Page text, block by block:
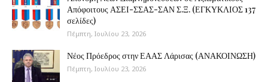
Απόφοιτους ΑΣΕΙ-ΣΣΑΣ-ΣΑΝ Σ.Ξ. (ΕΓΚΥΚΛΙΟΣ 137
σελίδες)
Πέμπτη, Ιουλίου 23, 2026
Νέος Πρόεδρος στην ΕΑΑΣ Λάρισας (ΑΝΑΚΟΙΝΩΣΗ)
Πέμπτη, Ιουλίου 23, 2026